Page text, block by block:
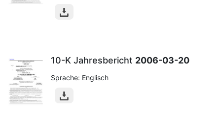
10-K Jahresbericht 2006-03-20
Sprache: Englisch